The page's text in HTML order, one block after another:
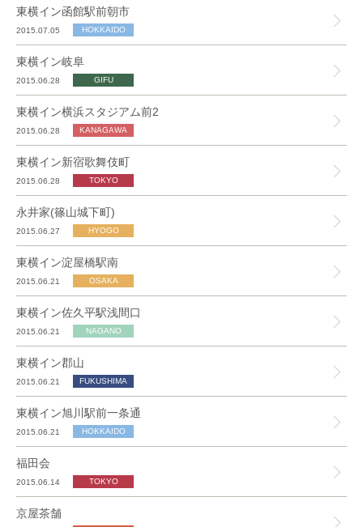
東横イン函館駅前朝市
2015.07.05
東横イン岐阜
2015.06.28
東横イン横浜スタジアム前2
2015.06.28
東横イン新宿歌舞伎町
2015.06.28
永井家(篠山城下町)
2015.06.27
東横イン淀屋橋駅南
2015.06.21
東横イン佐久平駅浅間口
2015.06.21
東横イン郡山
2015.06.21
東横イン旭川駅前一条通
2015.06.21
福田会
2015.06.14
京屋茶舗